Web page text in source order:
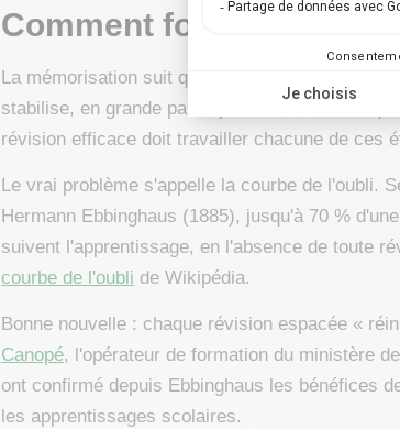
Comment fonctionne la
La mémorisation suit quatre étapes :
stabilise, en grande partie pendant le sommeil)
révision efficace doit travailler chacune de ces
Le vrai problème s'appelle la courbe de l'oubli.
Hermann Ebbinghaus (1885), jusqu'à 70 %
suivent l'apprentissage, en l'absence de toute
courbe de l'oubli de Wikipédia.
Bonne nouvelle : chaque révision espacée «
Canopé, l'opérateur de formation du ministère
ont confirmé depuis Ebbinghaus les bénéfices
les apprentissages scolaires.